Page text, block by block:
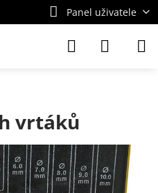
Panel uživatele
vrtáků